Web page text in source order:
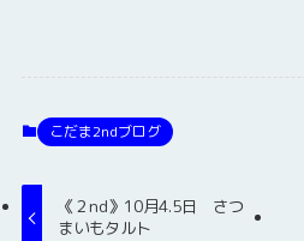
こだま2ndブログ
《２nd》10月4.5日 さつ
まいもタルト